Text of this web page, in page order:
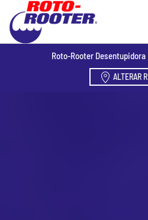
Skip to main content
Roto-Rooter Desentupidora